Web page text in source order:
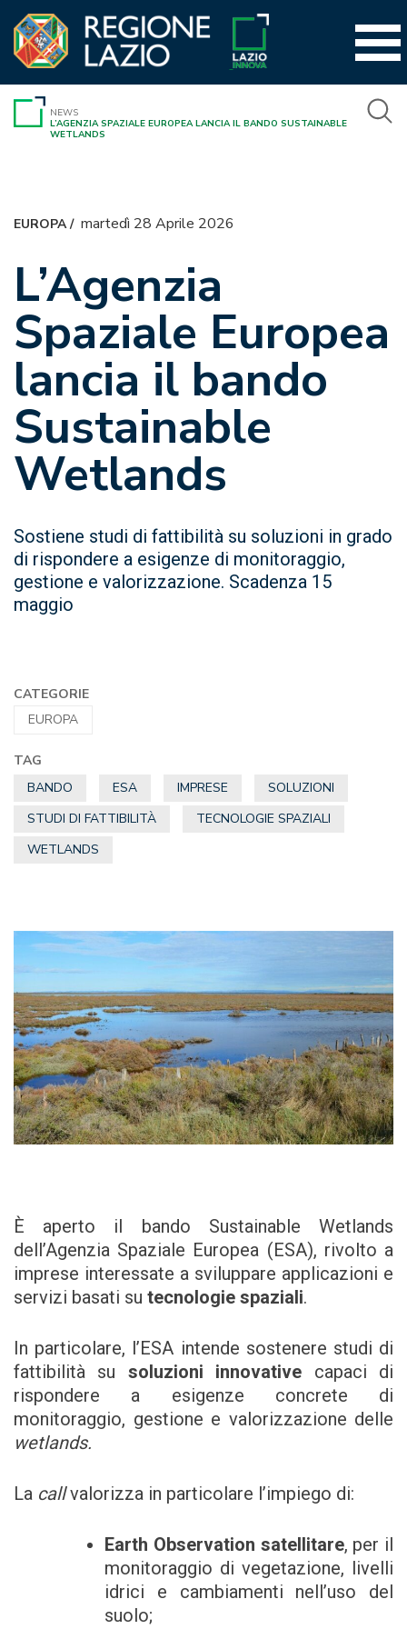
contenuto
NEWS
L’AGENZIA SPAZIALE EUROPEA LANCIA IL BANDO SUSTAINABLE
WETLANDS
EUROPA/ martedì 28 Aprile 2026
L’Agenzia
Spaziale Europea
lancia il bando
Sustainable
Wetlands
Sostiene studi di fattibilità su soluzioni in grado
di rispondere a esigenze di monitoraggio,
gestione e valorizzazione. Scadenza 15
maggio
CATEGORIE
EUROPA
TAG
BANDO
ESA IMPRESE
SOLUZIONI
STUDI DI FATTIBILITÀ
TECNOLOGIE SPAZIALI
WETLANDS
È aperto il bando Sustainable Wetlands
dell’Agenzia Spaziale Europea (ESA), rivolto a
imprese interessate a sviluppare applicazioni e
servizi basati su tecnologie spaziali.
In particolare, l’ESA intende sostenere studi di
fattibilità su soluzioni innovative capaci di
rispondere a esigenze concrete di
monitoraggio, gestione e valorizzazione delle
wetlands.
La callvalorizza in particolare l’impiego di:
Earth Observation satellitare, per il
monitoraggio di vegetazione, livelli
idrici e cambiamenti nell’uso del
suolo;